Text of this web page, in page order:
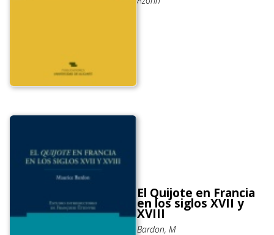
El Quijote en Francia
en los siglos XVII y
XVIII
Bardon, M